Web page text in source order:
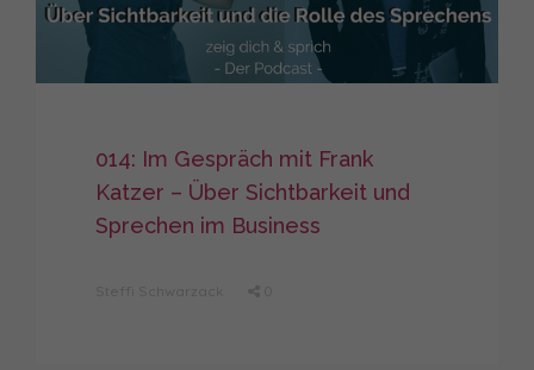
014: Im Gespräch mit Frank
Katzer – Über Sichtbarkeit und
Sprechen im Business